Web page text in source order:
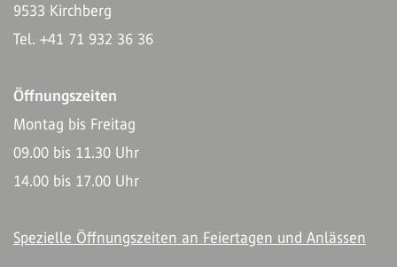
9533 Kirchberg
Tel. +41 71 932 36 36
Öffnungszeiten
Montag bis Freitag
09.00 bis 11.30 Uhr
14.00 bis 17.00 Uhr
Spezielle Öffnungszeiten an Feiertagen und Anlässen